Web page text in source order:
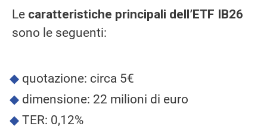
Le caratteristiche principali dell’ETF IB26
sono le seguenti:
quotazione: circa 5€
dimensione: 22 milioni di euro
TER: 0,12%